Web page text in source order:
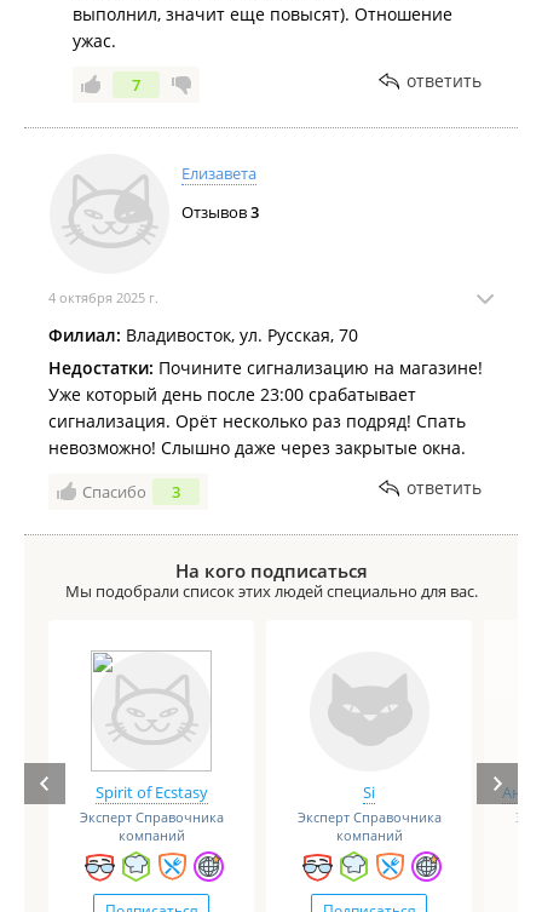
выполнил, значит еще повысят). Отношение
ужас.
7 ответить
Елизавета
Отзывов3
4 октября 2025 г.
Филиал: Владивосток, ул. Русская, 70
Недостатки: Почините сигнализацию на магазине!
Уже который день после 23:00 срабатывает
сигнализация. Орёт несколько раз подряд! Спать
невозможно! Слышно даже через закрытые окна.
Спасибо 3 ответить
На кого подписаться
Мы подобрали список этих людей специально для вас.
Spirit of Ecstasy
Эксперт Справочника
компаний
Si
Эксперт Справочника
компаний